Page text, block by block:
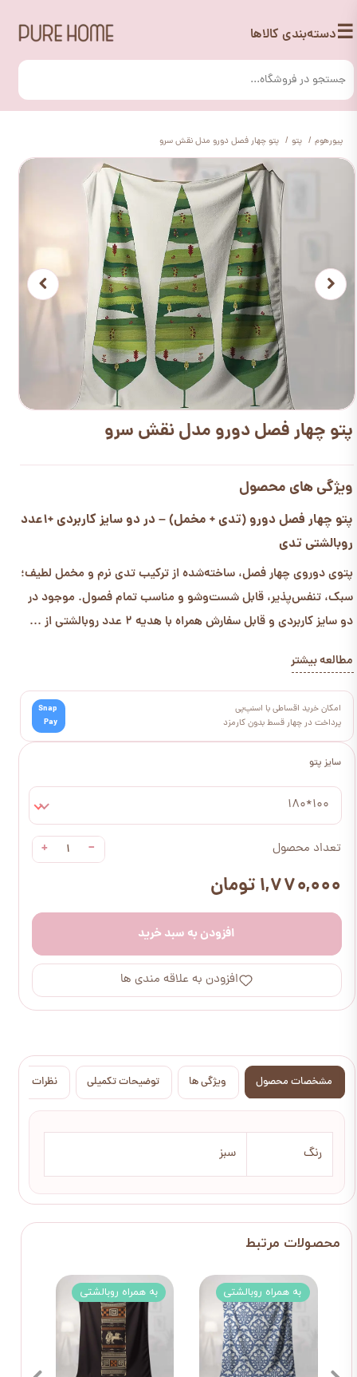
☰دسته‌بندی کالاها
پیورهوم پتو پتو چهار فصل دورو مدل نقش سرو
سایز پتو
100*180
تعداد محصول −
+
۱,۷۷۰,۰۰۰ تومان
افزودن به سبد خرید
افزودن به علاقه مندی ها
پتو چهار فصل دورو مدل نقش سرو
ویژگی های محصول
پتو چهار فصل دورو (تدی + مخمل) – در دو سایز کاربردی +1عدد
روبالشتی تدی
پتوی دوروی چهار فصل، ساخته‌شده از ترکیب تدی نرم و مخمل لطیف؛
سبک، تنفس‌پذیر، قابل شست‌وشو و مناسب تمام فصول. موجود در
دو سایز کاربردی و قابل سفارش همراه با هدیه 2 عدد روبالشتی از ...
مطالعه بیشتر
امکان خرید اقساطی با اسنپ‌پی
پرداخت در چهار قسط بدون کارمزد
Snap
Pay
مشخصات محصول ویژگی ها توضیحات تکمیلی نظرات
رنگ سبز
به همراه روبالشتی به همراه روبالشتی